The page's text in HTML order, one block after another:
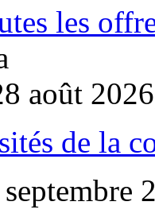
les
août
de la